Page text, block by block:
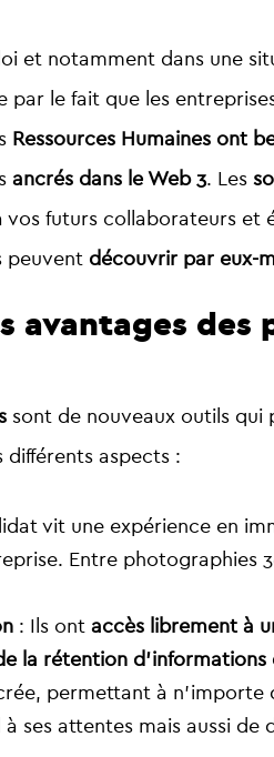
et notamment dans une
par le fait que les
Ressources Humaines ont
ancrés dans le Web 3. Les
vos futurs collaborateurs et
peuvent découvrir par eux-
avantages
sont de nouveaux outils qui
aspects :
vit une expérience en
Entre photographies
: Ils ont accès librement à
la rétention d’informations
permettant à
ses attentes mais aussi